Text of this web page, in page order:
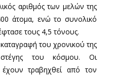
αριθμός των μελών της
άτομα, ενώ το συνολικό
τους 4,5 τόνους.
του χρονικού της
του κόσμου. Οι
έχουν τραβηχθεί από τον